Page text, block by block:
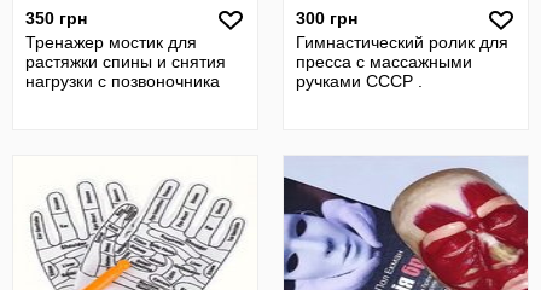
350 грн
Тренажер мостик для
растяжки спины и снятия
нагрузки с позвоночника
300 грн
Гимнастический ролик для
пресса с массажными
ручками СССР .